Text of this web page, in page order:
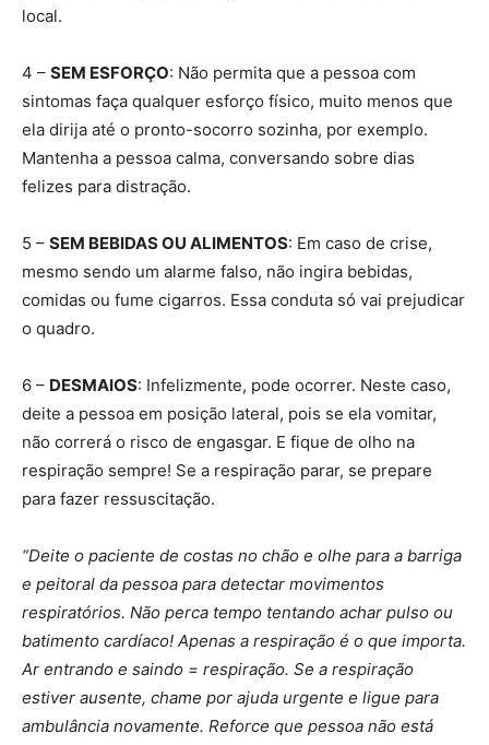
local.
4 – SEM ESFORÇO: Não permita que a pessoa com
sintomas faça qualquer esforço físico, muito menos que
ela dirija até o pronto-socorro sozinha, por exemplo.
Mantenha a pessoa calma, conversando sobre dias
felizes para distração.
5 – SEM BEBIDAS OU ALIMENTOS: Em caso de crise,
mesmo sendo um alarme falso, não ingira bebidas,
comidas ou fume cigarros. Essa conduta só vai prejudicar
o quadro.
6 – DESMAIOS: Infelizmente, pode ocorrer. Neste caso,
deite a pessoa em posição lateral, pois se ela vomitar,
não correrá o risco de engasgar. E fique de olho na
respiração sempre! Se a respiração parar, se prepare
para fazer ressuscitação.
“Deite o paciente de costas no chão e olhe para a barriga
e peitoral da pessoa para detectar movimentos
respiratórios. Não perca tempo tentando achar pulso ou
batimento cardíaco! Apenas a respiração é o que importa.
Ar entrando e saindo = respiração. Se a respiração
estiver ausente, chame por ajuda urgente e ligue para
ambulância novamente. Reforce que pessoa não está